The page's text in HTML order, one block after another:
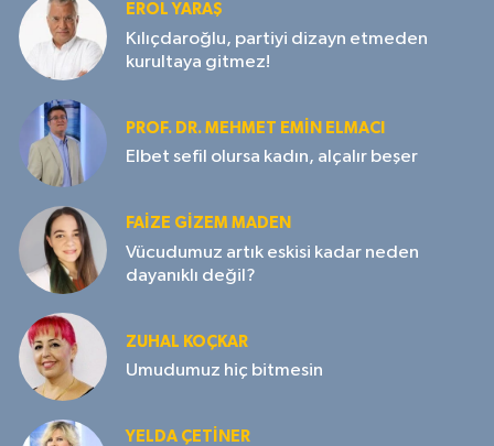
EROL YARAŞ
Kılıçdaroğlu, partiyi dizayn etmeden
kurultaya gitmez!
PROF. DR. MEHMET EMIN ELMACI
Elbet sefil olursa kadın, alçalır beşer
FAIZE GIZEM MADEN
Vücudumuz artık eskisi kadar neden
dayanıklı değil?
ZUHAL KOÇKAR
Umudumuz hiç bitmesin
YELDA ÇETİNER